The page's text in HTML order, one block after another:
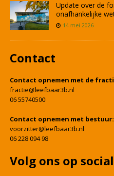
Update over de
onafhankelijke
14 mei 2026
Contact
Contact opnemen met de
fractie@leefbaar3b.nl
06 55740500
Contact opnemen met bestuur:
voorzitter@leefbaar3b.nl
06 228 094 98
Volg ons op